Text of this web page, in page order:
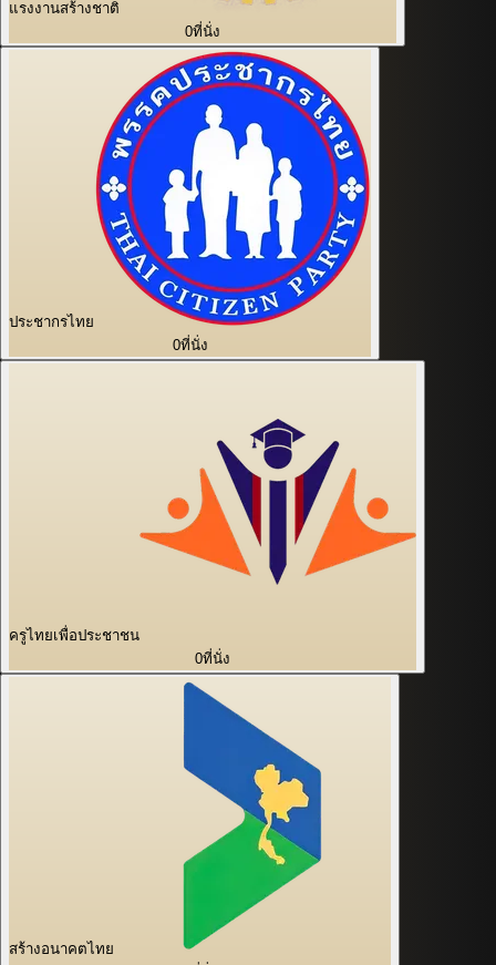
แรงงานสร้างชาติ
0ที่นั่ง
ประชากรไทย
0ที่นั่ง
ครูไทยเพื่อประชาชน
0ที่นั่ง
สร้างอนาคตไทย